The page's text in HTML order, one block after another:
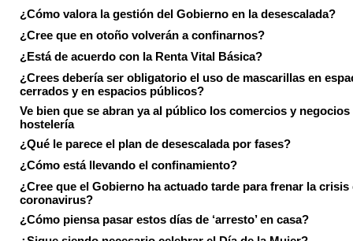
¿Cómo valora la gestión del Gobierno en la desescalada?
¿Cree que en otoño volverán a confinarnos?
¿Está de acuerdo con la Renta Vital Básica?
¿Crees debería ser obligatorio el uso de mascarillas en
cerrados y en espacios públicos?
Ve bien que se abran ya al público los comercios y negocios
hostelería
¿Qué le parece el plan de desescalada por fases?
¿Cómo está llevando el confinamiento?
¿Cree que el Gobierno ha actuado tarde para frenar la crisis
coronavirus?
¿Cómo piensa pasar estos días de ‘arresto’ en casa?